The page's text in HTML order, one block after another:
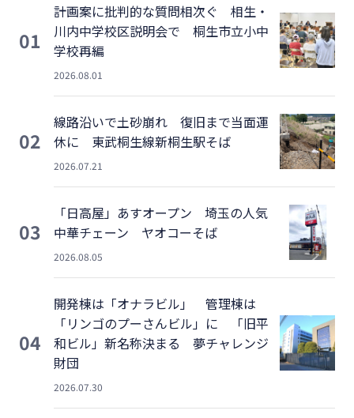
01
計画案に批判的な質問相次ぐ 相生・
川内中学校区説明会で 桐生市立小中
学校再編
2026.08.01
02
線路沿いで土砂崩れ 復旧まで当面運
休に 東武桐生線新桐生駅そば
2026.07.21
03
「日高屋」あすオープン 埼玉の人気
中華チェーン ヤオコーそば
2026.08.05
04
開発棟は「オナラビル」 管理棟は
「リンゴのプーさんビル」に 「旧平
和ビル」新名称決まる 夢チャレンジ
財団
2026.07.30